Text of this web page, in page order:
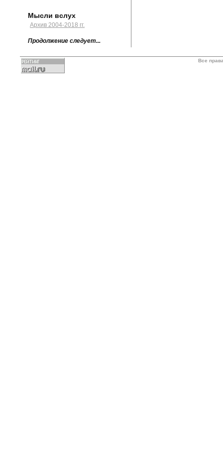
Мысли вслух
Архив 2004-2018 гг.
Продолжение следует...
Все